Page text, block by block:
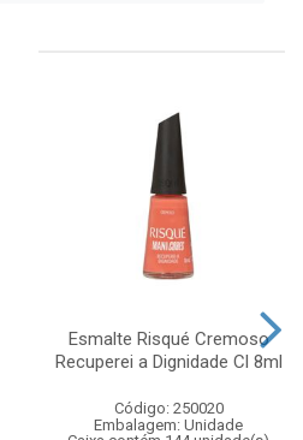
Esmalte Risqué Cremoso
Recuperei a Dignidade Cl 8ml
Código: 250020
Embalagem: Unidade